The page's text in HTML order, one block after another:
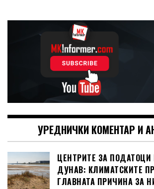
УРЕДНИЧКИ КОМЕНТАР И
ЦЕНТРИТЕ ЗА ПОДАТОЦИ
ДУНАВ: КЛИМАТСКИТЕ
ГЛАВНАТА ПРИЧИНА ЗА